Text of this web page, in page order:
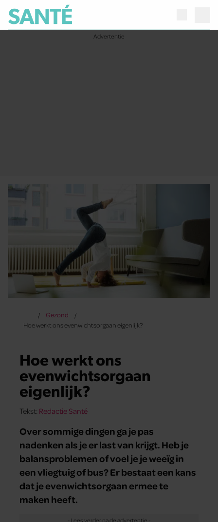
Gezond
Hoe werkt ons evenwichtsorgaan eigenlijk?
Hoe werkt ons
evenwichtsorgaan
eigenlijk?
Tekst: Redactie Santé
Over sommige dingen ga je pas
nadenken als je er last van krijgt. Heb je
balansproblemen of voel je je weeïg in
een vliegtuig of bus? Er bestaat een kans
dat je evenwichtsorgaan ermee te
maken heeft.